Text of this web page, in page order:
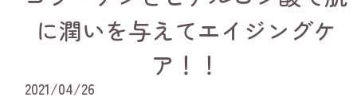
に潤いを与えてエイジングケ
ア！！
2021/04/26